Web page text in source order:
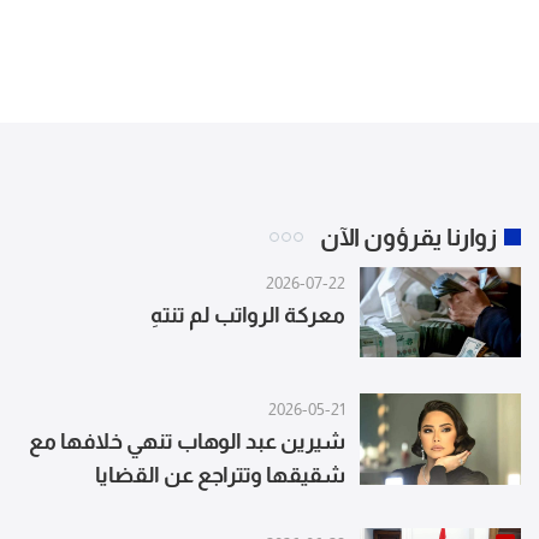
زوارنا يقرؤون الآن
2026-07-22
معركة الرواتب لم تنتهِ
2026-05-21
شيرين عبد الوهاب تنهي خلافها مع
شقيقها وتتراجع عن القضايا